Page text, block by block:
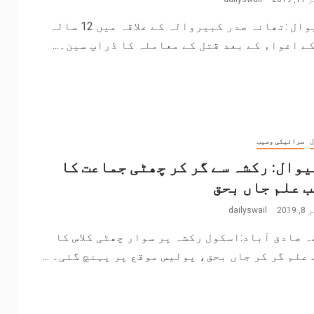
خانیوال :تھانہ صدر کبیروالہ کے علاقہ میں 12 سالہ
اغواء کے بعد قتل کے معاملہ کا ڈراپ سین۔...
سرائیکی وسیب
رکشہ سے گر کر چھٹی جماعت کا
علم جاں بحق
dailyswail
صادق آباد:اسکول رکشہ پر سوار چھٹی کلاس کا
علم گر کر جاں بحق، پولیس موقع پر پہنچ گئی۔ ...